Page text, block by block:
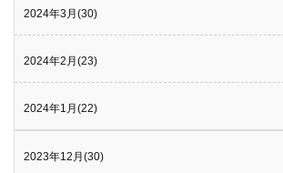
2024年3月(30)
2024年2月(23)
2024年1月(22)
2023年12月(30)